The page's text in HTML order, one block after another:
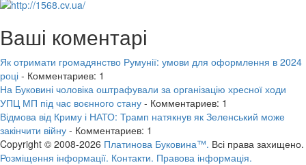
Ваші коментарі
Як отримати громадянство Румунії: умови для оформлення в 2024
році - Комментариев: 1
На Буковині чоловіка оштрафували за організацію хресної ходи
УПЦ МП під час воєнного стану - Комментариев: 1
Відмова від Криму і НАТО: Трамп натякнув як Зеленський може
закінчити війну - Комментариев: 1
Copyright © 2008-2026 Платинова Буковина™. Всі права захищено.
Розміщення інформації. Контакти. Правова інформація.